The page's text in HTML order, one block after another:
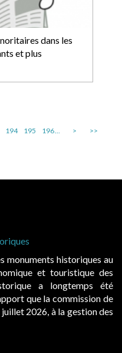
dans les
et plus
194 195 196... > >>
de plage : le juge
des bains de
un beau sujet
elles donnent lieu au
Saisies par des